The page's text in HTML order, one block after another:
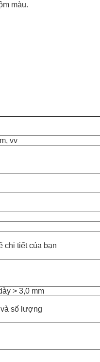
màu.
vv
chi tiết của bạn
> 3,0 mm
và số lượng